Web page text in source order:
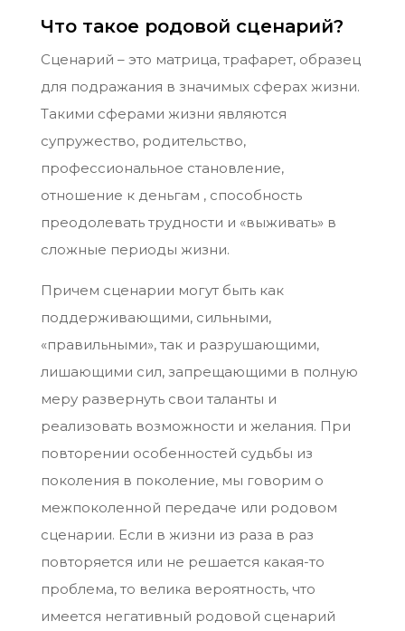
Что такое родовой сценарий?
Сценарий – это матрица, трафарет, образец
для подражания в значимых сферах жизни.
Такими сферами жизни являются
супружество, родительство,
профессиональное становление,
отношение к деньгам , способность
преодолевать трудности и «выживать» в
сложные периоды жизни.
Причем сценарии могут быть как
поддерживающими, сильными,
«правильными», так и разрушающими,
лишающими сил, запрещающими в полную
меру развернуть свои таланты и
реализовать возможности и желания. При
повторении особенностей судьбы из
поколения в поколение, мы говорим о
межпоколенной передаче или родовом
сценарии. Если в жизни из раза в раз
повторяется или не решается какая-то
проблема, то велика вероятность, что
имеется негативный родовой сценарий